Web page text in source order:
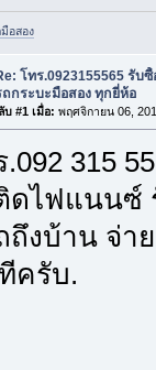
อสอง
โทร.0923155565 รับ
ถกระบะมือสอง ทุกยี่ห้อ
บ #1 เมื่อ: พฤศจิกายน 06,
.092 315
ดไฟแนนซ์
ถึงบ้าน จ่า
ครับ.